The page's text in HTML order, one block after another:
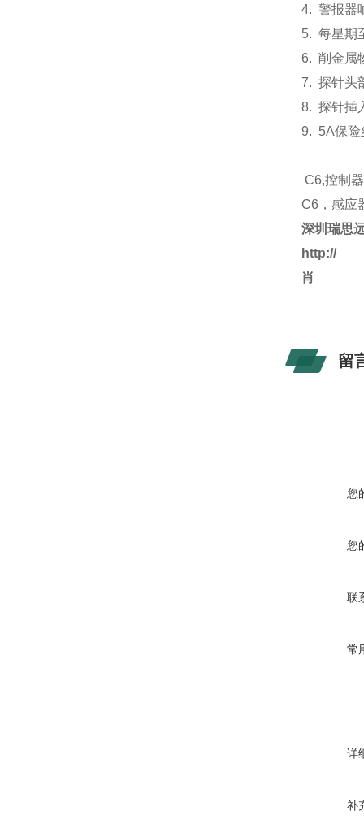
4.警报器
5.每星期
6.削金属
7.探针头
8.探针挿
9. 5A保险
C6,控制器
C6，感应
深圳瑞思
http://
肖
留
您
您
联
常
详
补